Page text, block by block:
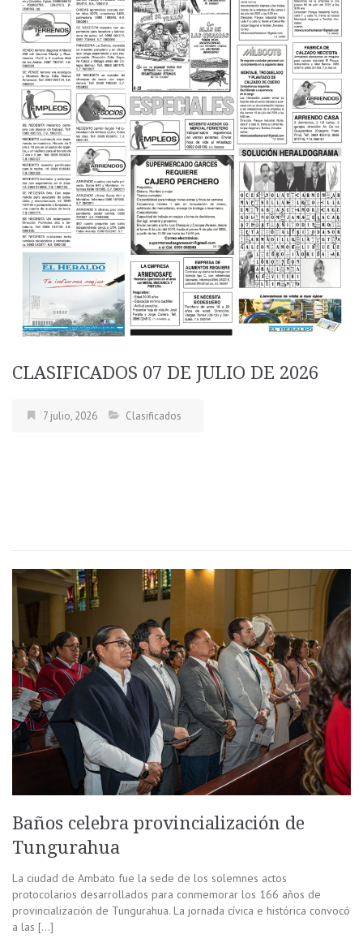
CLASIFICADOS 07 DE JULIO DE 2026
7 julio, 2026 Clasificados
Baños celebra provincialización de
Tungurahua
La ciudad de Ambato fue la sede de los solemnes actos
protocolarios desarrollados para conmemorar los 166 años de
provincialización de Tungurahua. La jornada cívica e histórica convocó
a las […]